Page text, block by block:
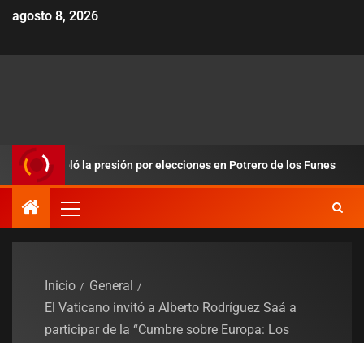
agosto 8, 2026
la presión por elecciones en Potrero de los Funes
Inicio
General
El Vaticano invitó a Alberto Rodríguez Saá a
participar de la “Cumbre sobre Europa: Los